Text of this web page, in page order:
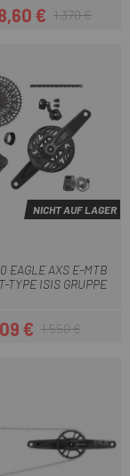
Preis
€
Regulärer Preis
1.370 €
NICHT AUF LAGER
EAGLE AXS E-MTB
TYPE ISIS GRUPPE
Preis
€Regulärer Preis
1.550 €